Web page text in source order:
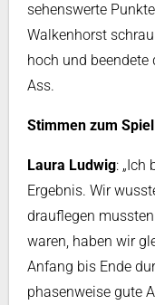
sehenswerte
Walkenhorst
hoch und
Ass.
Stimmen zum Spiel
Laura Ludwig: „Ich
Ergebnis. Wir
drauflegen
waren, haben wir
Anfang bis Ende
phasenweise gute